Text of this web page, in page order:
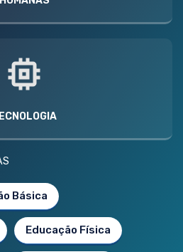
Básica
Educação Física